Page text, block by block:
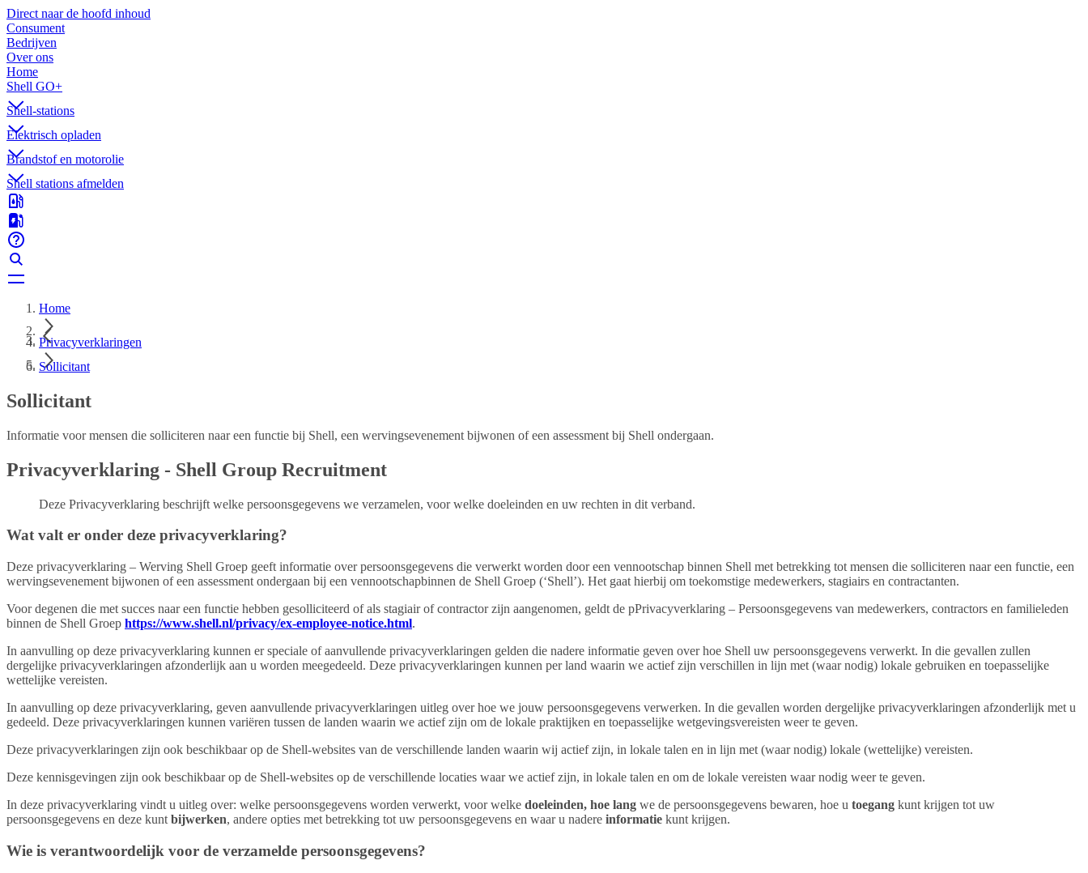
Direct naar de hoofd inhoud
Consument
Bedrijven
Over ons
Home
Shell GO+
Shell-stations
Elektrisch opladen
Brandstof en motorolie
Shell stations afmelden
Home
Privacyverklaringen
Sollicitant
Sollicitant
Informatie voor mensen die solliciteren naar een functie bij Shell, een wervingsevenement bijwonen of een assessment bij Shell ondergaan.
Privacyverklaring - Shell Group Recruitment
Deze Privacyverklaring beschrijft welke persoonsgegevens we verzamelen, voor welke doeleinden en uw rechten in dit verband.
Wat valt er onder deze privacyverklaring?
Deze privacyverklaring – Werving Shell Groep geeft informatie over persoonsgegevens die verwerkt worden door een vennootschap binnen Shell met betrekking tot mensen die solliciteren naar een functie, een
wervingsevenement bijwonen of een assessment ondergaan bij een vennootschapbinnen de Shell Groep (‘Shell’). Het gaat hierbij om toekomstige medewerkers, stagiairs en contractanten.
Voor degenen die met succes naar een functie hebben gesolliciteerd of als stagiair of contractor zijn aangenomen, geldt de pPrivacyverklaring – Persoonsgegevens van medewerkers, contractors en familieleden
binnen de Shell Groep https://www.shell.nl/privacy/ex-employee-notice.html.
In aanvulling op deze privacyverklaring kunnen er speciale of aanvullende privacyverklaringen gelden die nadere informatie geven over hoe Shell uw persoonsgegevens verwerkt. In die gevallen zullen
dergelijke privacyverklaringen afzonderlijk aan u worden meegedeeld. Deze privacyverklaringen kunnen per land waarin we actief zijn verschillen in lijn met (waar nodig) lokale gebruiken en toepasselijke
wettelijke vereisten.
In aanvulling op deze privacyverklaring, geven aanvullende privacyverklaringen uitleg over hoe we jouw persoonsgegevens verwerken. In die gevallen worden dergelijke privacyverklaringen afzonderlijk met u
gedeeld. Deze privacyverklaringen kunnen variëren tussen de landen waarin we actief zijn om de lokale praktijken en toepasselijke wetgevingsvereisten weer te geven.
Deze privacyverklaringen zijn ook beschikbaar op de Shell-websites van de verschillende landen waarin wij actief zijn, in lokale talen en in lijn met (waar nodig) lokale (wettelijke) vereisten.
Deze kennisgevingen zijn ook beschikbaar op de Shell-websites op de verschillende locaties waar we actief zijn, in lokale talen en om de lokale vereisten waar nodig weer te geven.
In deze privacyverklaring vindt u uitleg over: welke persoonsgegevens worden verwerkt, voor welke doeleinden, hoe lang we de persoonsgegevens bewaren, hoe u toegang kunt krijgen tot uw
persoonsgegevens en deze kunt bijwerken, andere opties met betrekking tot uw persoonsgegevens en waar u nadere informatie kunt krijgen.
Wie is verantwoordelijk voor de verzamelde persoonsgegevens?